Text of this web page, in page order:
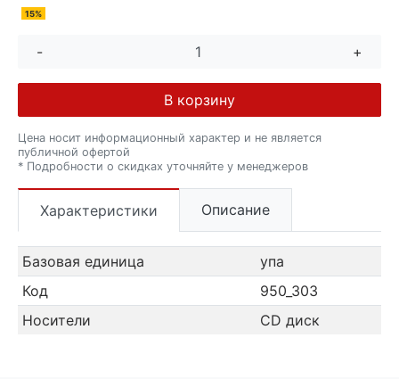
15%
- +
В корзину
Цена носит информационный характер и не является
публичной офертой
* Подробности о скидках уточняйте у менеджеров
Характеристики Описание
Базовая единица
упа
Код
950_303
Носители
CD диск